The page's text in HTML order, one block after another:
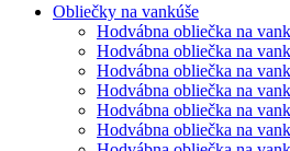
Obliečky na vankúše
Hodvábna obliečka na
Hodvábna obliečka na
Hodvábna obliečka na
Hodvábna obliečka na
Hodvábna obliečka na
Hodvábna obliečka na